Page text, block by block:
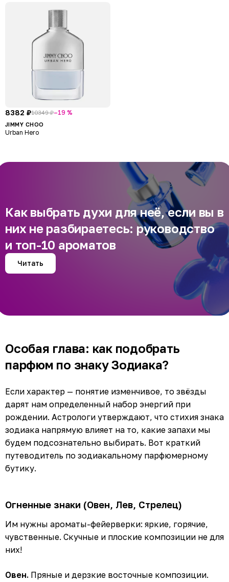
8382 ₽10349 ₽–19 %
JIMMY CHOO
Urban Hero
Как выбрать духи для неё, если вы в
них не разбираетесь: руководство
и топ-10 ароматов
Читать
Особая глава: как подобрать
парфюм по знаку Зодиака?
Если характер — понятие изменчивое, то звёзды
дарят нам определенный набор энергий при
рождении. Астрологи утверждают, что стихия знака
зодиака напрямую влияет на то, какие запахи мы
будем подсознательно выбирать. Вот краткий
путеводитель по зодиакальному парфюмерному
бутику.
Огненные знаки (Овен, Лев, Стрелец)
Им нужны ароматы-фейерверки: яркие, горячие,
чувственные. Скучные и плоские композиции не для
них!
Овен. Пряные и дерзкие восточные композиции.